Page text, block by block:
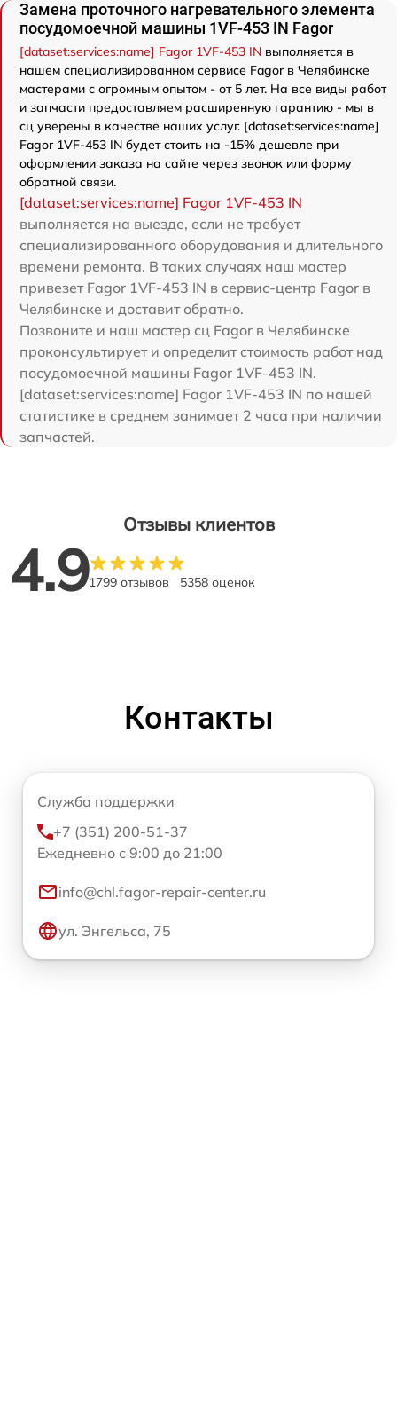
Замена проточного нагревательного элемента
посудомоечной машины 1VF-453 IN Fagor
[dataset:services:name] Fagor 1VF-453 IN выполняется в
нашем специализированном сервисе Fagor в Челябинске
мастерами с огромным опытом - от 5 лет. На все виды работ
и запчасти предоставляем расширенную гарантию - мы в
сц уверены в качестве наших услуг. [dataset:services:name]
Fagor 1VF-453 IN будет стоить на -15% дешевле при
оформлении заказа на сайте через звонок или форму
обратной связи.
[dataset:services:name] Fagor 1VF-453 IN
выполняется на выезде, если не требует
специализированного оборудования и длительного
времени ремонта. В таких случаях наш мастер
привезет Fagor 1VF-453 IN в сервис-центр Fagor в
Челябинске и доставит обратно.
Позвоните и наш мастер сц Fagor в Челябинске
проконсультирует и определит стоимость работ над
посудомоечной машины Fagor 1VF-453 IN.
[dataset:services:name] Fagor 1VF-453 IN по нашей
статистике в среднем занимает 2 часа при наличии
запчастей.
Отзывы клиентов
4.91799 отзывов 5358 оценок
Контакты
Служба поддержки
+7 (351) 200-51-37
Ежедневно с 9:00 до 21:00
info@chl.fagor-repair-center.ru
ул. Энгельса, 75